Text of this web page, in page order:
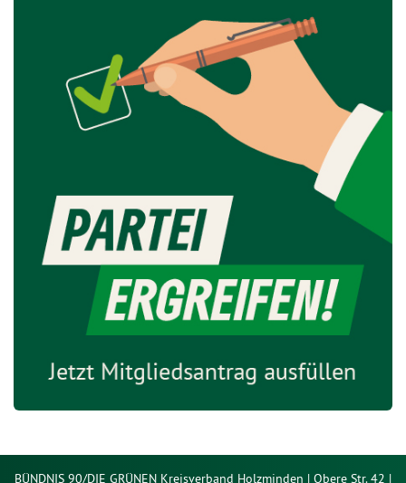
BÜNDNIS 90/DIE GRÜNEN Kreisverband Holzminden | Obere Str. 42 |